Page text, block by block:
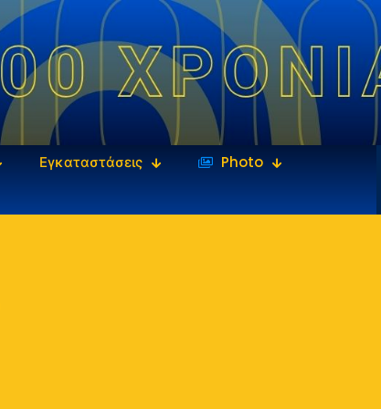
Εγκαταστάσεις
‎‏‏‎ ‎Photo